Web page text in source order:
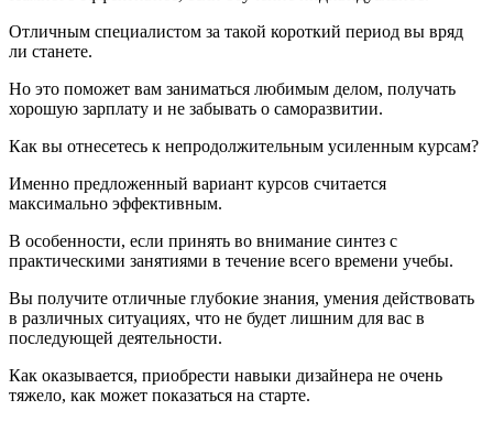
Отличным специалистом за такой короткий период вы вряд
ли станете.
Но это поможет вам заниматься любимым делом, получать
хорошую зарплату и не забывать о саморазвитии.
Как вы отнесетесь к непродолжительным усиленным курсам?
Именно предложенный вариант курсов считается
максимально эффективным.
В особенности, если принять во внимание синтез с
практическими занятиями в течение всего времени учебы.
Вы получите отличные глубокие знания, умения действовать
в различных ситуациях, что не будет лишним для вас в
последующей деятельности.
Как оказывается, приобрести навыки дизайнера не очень
тяжело, как может показаться на старте.